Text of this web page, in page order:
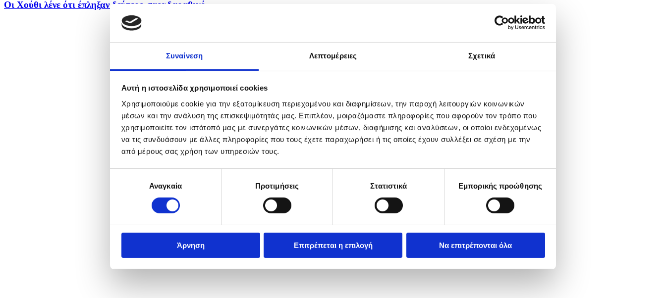
Συναίνεση Λεπτομέρειες Σχετικά
Αυτή η ιστοσελίδα χρησιμοποιεί cookies
Χρησιμοποιούμε cookie για την εξατομίκευση περιεχομένου και διαφημίσεων, την παροχή λειτουργιών κοινωνικών
μέσων και την ανάλυση της επισκεψιμότητάς μας. Επιπλέον, μοιραζόμαστε πληροφορίες που αφορούν τον τρόπο που
χρησιμοποιείτε τον ιστότοπό μας με συνεργάτες κοινωνικών μέσων, διαφήμισης και αναλύσεων, οι οποίοι ενδεχομένως
να τις συνδυάσουν με άλλες πληροφορίες που τους έχετε παραχωρήσει ή τις οποίες έχουν συλλέξει σε σχέση με την
από μέρους σας χρήση των υπηρεσιών τους.
συγκατάθεσηςΑναγκαία Προτιμήσεις Στατιστικά Εμπορικής προώθησης
Άρνηση Επιτρέπεται η επιλογή Να επιτρέπονται όλα
Οι Χούθι λένε ότι έπληξαν δεύτερο σαουδαραβικό...